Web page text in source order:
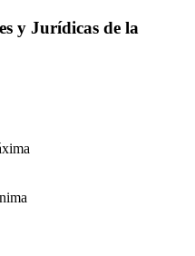
y Jurídicas de la